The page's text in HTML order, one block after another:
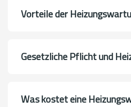
Vorteile der
Gesetzliche Pflicht und
Was kostet eine